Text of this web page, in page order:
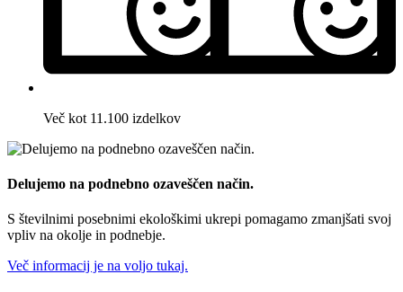
Več kot 11.100 izdelkov
Delujemo na podnebno ozaveščen način.
S številnimi posebnimi ekološkimi ukrepi pomagamo zmanjšati svoj
vpliv na okolje in podnebje.
Več informacij je na voljo tukaj.